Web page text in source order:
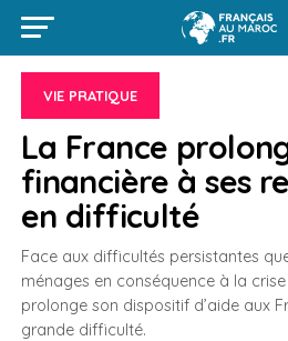
VIE PRATIQUE
La France
financière à ses
en difficulté
Face aux difficultés persistantes
ménages en conséquence à la
prolonge son dispositif d’aide aux
grande difficulté.